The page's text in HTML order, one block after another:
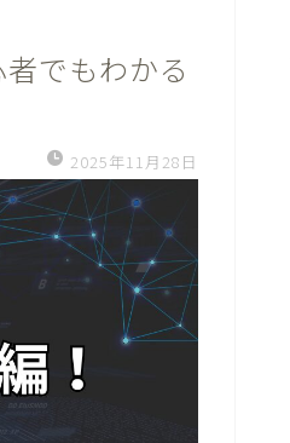
でもわかる
2025年11月28日